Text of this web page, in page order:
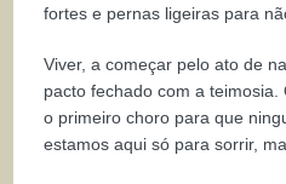
fortes e pernas ligeiras para
Viver, a começar pelo ato de
pacto fechado com a
o primeiro choro para que
estamos aqui só para sorrir,